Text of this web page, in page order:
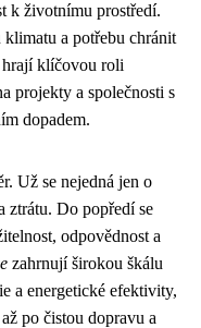
k životnímu prostředí.
klimatu a potřebu chránit
hrají klíčovou roli
projekty a společnosti s
dopadem.
Už se nejedná jen o
ztrátu. Do popředí se
odpovědnost a
zahrnují širokou škálu
a energetické efektivity,
po čistou dopravu a